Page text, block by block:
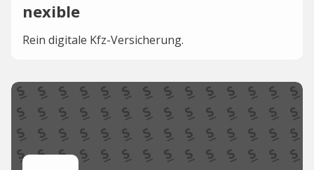
nexible
Rein digitale Kfz-Versicherung.